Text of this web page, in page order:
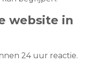
website in
24 uur reactie.